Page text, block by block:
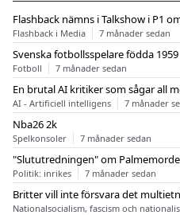
Flashback nämns i Talkshow i P1
Flashback i Media 7 månader sedan
Svenska fotbollsspelare födda 1959
Fotboll 7 månader sedan
En brutal AI kritiker som sågar all
AI - Artificiell intelligens 7 månader
Nba26 2k
Spelkonsoler 7 månader sedan
"Slututredningen" om
Politik: inrikes 7 månader sedan
Britter vill inte försvara det
Nationalsocialism, fascism och